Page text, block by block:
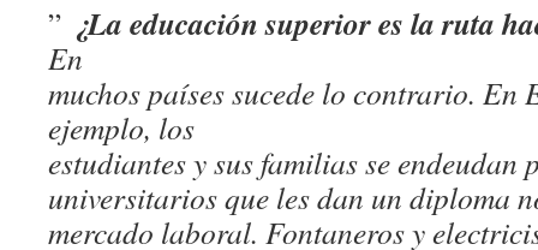
” ¿La educación superior es la ruta
En
muchos países sucede lo contrario.
ejemplo, los
estudiantes y sus familias se endeudan
universitarios que les dan un diploma
mercado laboral. Fontaneros y